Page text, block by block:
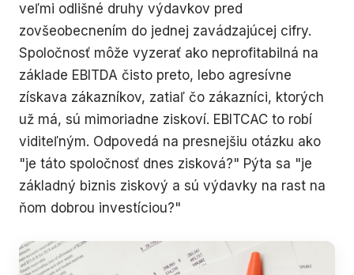
veľmi odlišné druhy výdavkov pred
zovšeobecnením do jednej zavádzajúcej cifry.
Spoločnosť môže vyzerať ako neprofitabilná na
základe EBITDA čisto preto, lebo agresívne
získava zákazníkov, zatiaľ čo zákazníci, ktorých
už má, sú mimoriadne ziskoví. EBITCAC to robí
viditeľným. Odpovedá na presnejšiu otázku ako
"je táto spoločnosť dnes zisková?" Pýta sa "je
základný biznis ziskový a sú výdavky na rast na
ňom dobrou investíciou?"